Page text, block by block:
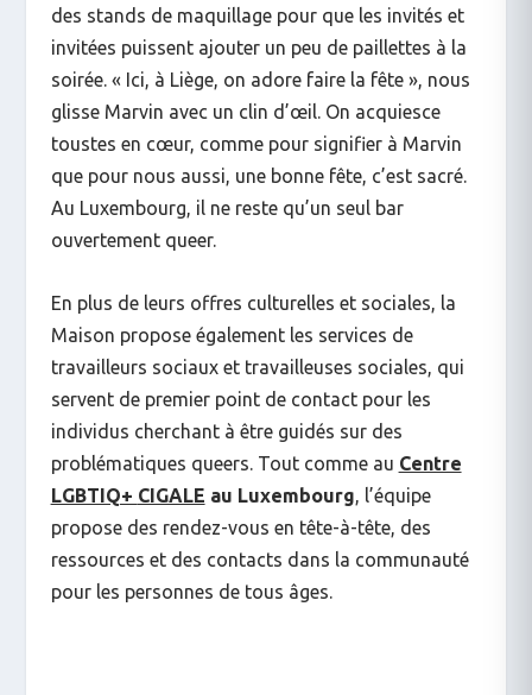
des stands de maquillage pour que les invités et
invitées puissent ajouter un peu de paillettes à la
soirée. « Ici, à Liège, on adore faire la fête », nous
glisse Marvin avec un clin d’œil. On acquiesce
toustes en cœur, comme pour signifier à Marvin
que pour nous aussi, une bonne fête, c’est sacré.
Au Luxembourg, il ne reste qu’un seul bar
ouvertement queer.
En plus de leurs offres culturelles et sociales, la
Maison propose également les services de
travailleurs sociaux et travailleuses sociales, qui
servent de premier point de contact pour les
individus cherchant à être guidés sur des
problématiques queers. Tout comme au Centre
LGBTIQ+ CIGALE au Luxembourg, l’équipe
propose des rendez-vous en tête-à-tête, des
ressources et des contacts dans la communauté
pour les personnes de tous âges.